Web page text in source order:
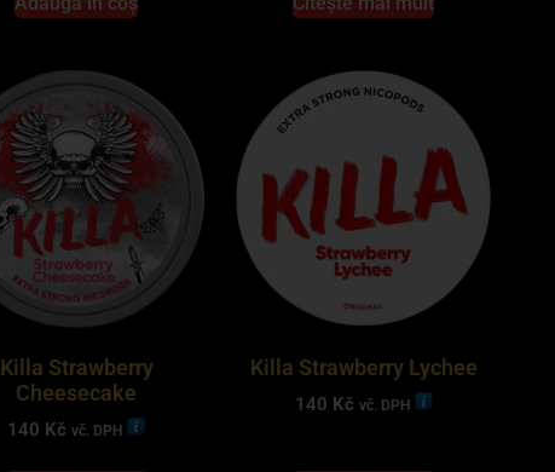
Killa Strawberry
Cheesecake
140 Kč vč. DPH
Killa Strawberry Lychee
140 Kč vč. DPH